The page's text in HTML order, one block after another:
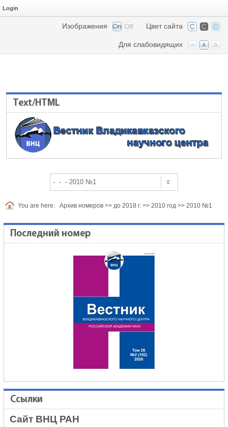
Login
Цвет сайта
Изображения
Для слабовидящих
Text/HTML
You are here: Архив номеров >> до 2018 г. >> 2010 год >> 2010 №1
Последний номер
Ссылки
Сайт ВНЦ РАН